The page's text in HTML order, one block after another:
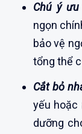
Chú ý
ngọn
bảo vệ
tổng thể
Cắt bỏ
yếu hoặc
dưỡng